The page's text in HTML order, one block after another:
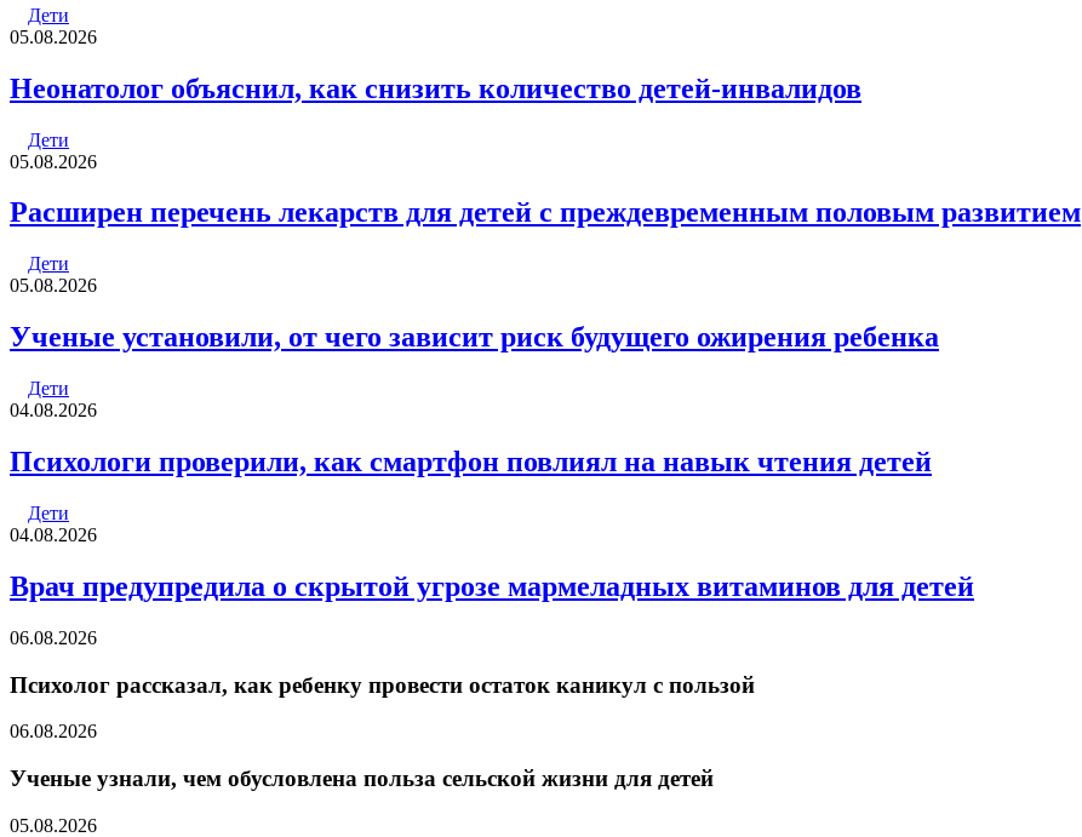
Дети
05.08.2026
Неонатолог объяснил, как снизить количество детей-инвалидов
Дети
05.08.2026
Расширен перечень лекарств для детей с преждевременным половым развитием
Дети
05.08.2026
Ученые установили, от чего зависит риск будущего ожирения ребенка
Дети
04.08.2026
Психологи проверили, как смартфон повлиял на навык чтения детей
Дети
04.08.2026
Врач предупредила о скрытой угрозе мармеладных витаминов для детей
06.08.2026
Психолог рассказал, как ребенку провести остаток каникул с пользой
06.08.2026
Ученые узнали, чем обусловлена польза сельской жизни для детей
05.08.2026